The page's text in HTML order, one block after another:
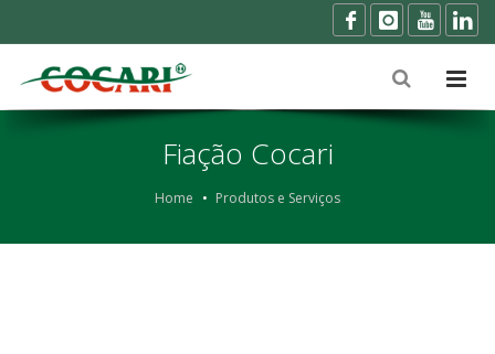
Fiação Cocari
Home Produtos e Serviços